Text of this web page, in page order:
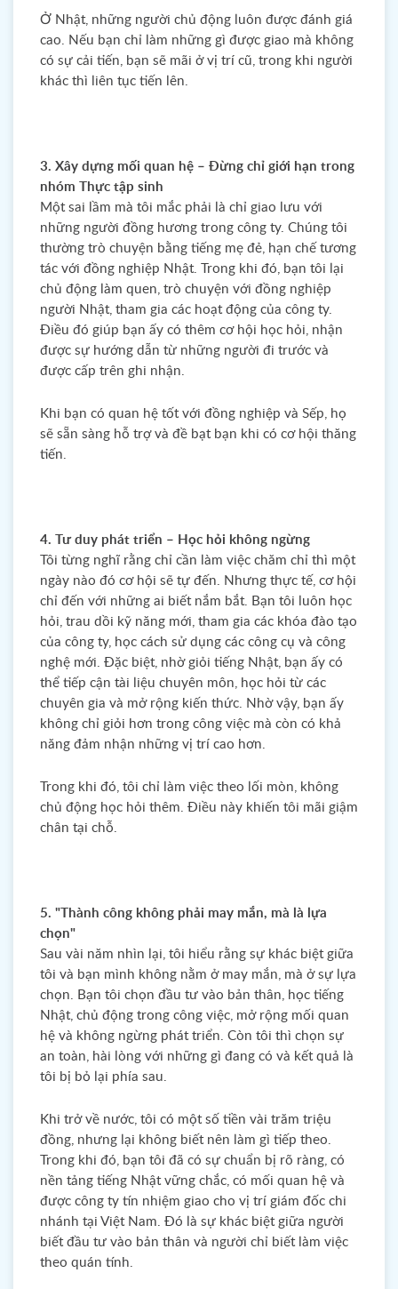
Ở Nhật, những người chủ động luôn được đánh giá
cao. Nếu bạn chỉ làm những gì được giao mà không
có sự cải tiến, bạn sẽ mãi ở vị trí cũ, trong khi người
khác thì liên tục tiến lên.
3. Xây dựng mối quan hệ – Đừng chỉ giới hạn trong
nhóm Thực tập sinh
Một sai lầm mà tôi mắc phải là chỉ giao lưu với
những người đồng hương trong công ty. Chúng tôi
thường trò chuyện bằng tiếng mẹ đẻ, hạn chế tương
tác với đồng nghiệp Nhật. Trong khi đó, bạn tôi lại
chủ động làm quen, trò chuyện với đồng nghiệp
người Nhật, tham gia các hoạt động của công ty.
Điều đó giúp bạn ấy có thêm cơ hội học hỏi, nhận
được sự hướng dẫn từ những người đi trước và
được cấp trên ghi nhận.
Khi bạn có quan hệ tốt với đồng nghiệp và Sếp, họ
sẽ sẵn sàng hỗ trợ và đề bạt bạn khi có cơ hội thăng
tiến.
4. Tư duy phát triển – Học hỏi không ngừng
Tôi từng nghĩ rằng chỉ cần làm việc chăm chỉ thì một
ngày nào đó cơ hội sẽ tự đến. Nhưng thực tế, cơ hội
chỉ đến với những ai biết nắm bắt. Bạn tôi luôn học
hỏi, trau dồi kỹ năng mới, tham gia các khóa đào tạo
của công ty, học cách sử dụng các công cụ và công
nghệ mới. Đặc biệt, nhờ giỏi tiếng Nhật, bạn ấy có
thể tiếp cận tài liệu chuyên môn, học hỏi từ các
chuyên gia và mở rộng kiến thức. Nhờ vậy, bạn ấy
không chỉ giỏi hơn trong công việc mà còn có khả
năng đảm nhận những vị trí cao hơn.
Trong khi đó, tôi chỉ làm việc theo lối mòn, không
chủ động học hỏi thêm. Điều này khiến tôi mãi giậm
chân tại chỗ.
5. "Thành công không phải may mắn, mà là lựa
chọn"
Sau vài năm nhìn lại, tôi hiểu rằng sự khác biệt giữa
tôi và bạn mình không nằm ở may mắn, mà ở sự lựa
chọn. Bạn tôi chọn đầu tư vào bản thân, học tiếng
Nhật, chủ động trong công việc, mở rộng mối quan
hệ và không ngừng phát triển. Còn tôi thì chọn sự
an toàn, hài lòng với những gì đang có và kết quả là
tôi bị bỏ lại phía sau.
Khi trở về nước, tôi có một số tiền vài trăm triệu
đồng, nhưng lại không biết nên làm gì tiếp theo.
Trong khi đó, bạn tôi đã có sự chuẩn bị rõ ràng, có
nền tảng tiếng Nhật vững chắc, có mối quan hệ và
được công ty tín nhiệm giao cho vị trí giám đốc chi
nhánh tại Việt Nam. Đó là sự khác biệt giữa người
biết đầu tư vào bản thân và người chỉ biết làm việc
theo quán tính.